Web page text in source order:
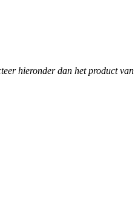
hieronder dan het product